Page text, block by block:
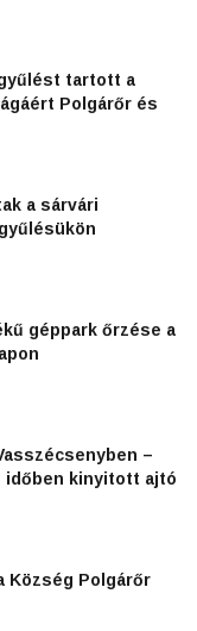
tartott a
Polgárőr és
a sárvári
géppark őrzése a
–
kinyitott ajtó
Község Polgárőr